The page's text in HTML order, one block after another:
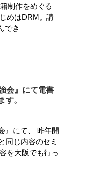
制作をめぐる
めはDRM。講
でき
会』にて電書
す。
』にて、 昨年開
同じ内容のセミ
を大阪でも行っ